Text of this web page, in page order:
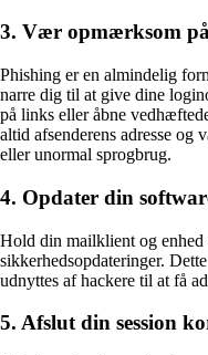
3. Vær opmærksom
Phishing er en almindelig
narre dig til at give dine
på links eller åbne
altid afsenderens adresse
eller unormal sprogbrug.
4. Opdater din
Hold din mailklient og enhed
sikkerhedsopdateringer.
udnyttes af hackere til at få
5. Afslut din session